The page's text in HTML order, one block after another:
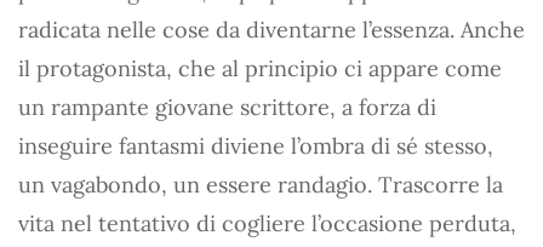
radicata nelle cose da diventarne l’essenza. Anche
il protagonista, che al principio ci appare come
un rampante giovane scrittore, a forza di
inseguire fantasmi diviene l’ombra di sé stesso,
un vagabondo, un essere randagio. Trascorre la
vita nel tentativo di cogliere l’occasione perduta,